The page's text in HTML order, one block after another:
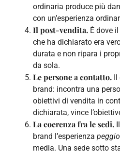
ordinaria produce più
con un’esperienza
Il post-vendita. È dove
che ha dichiarato era
durata e non ripara i
da sola.
Le persone a contatto. Il
brand: incontra una
obiettivi di vendita in
dichiarata, vince
La coerenza fra le sedi.
brand l’esperienza
media. Una sede sotto